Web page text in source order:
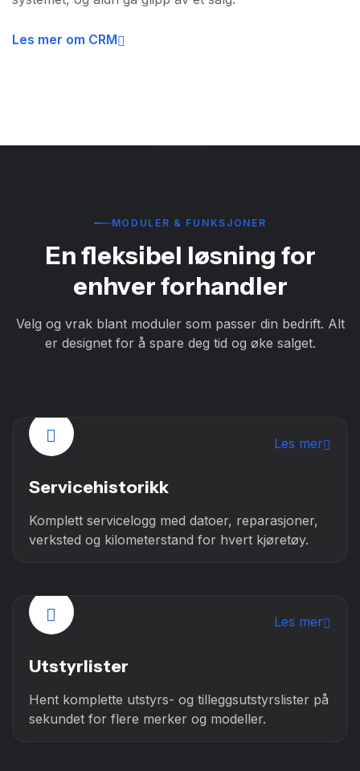
Les mer om CRM
MODULER & FUNKSJONER
En fleksibel løsning for
enhver forhandler
Velg og vrak blant moduler som passer din bedrift. Alt
er designet for å spare deg tid og øke salget.
Les mer
Servicehistorikk
Komplett servicelogg med datoer, reparasjoner,
verksted og kilometerstand for hvert kjøretøy.
Les mer
Utstyrlister
Hent komplette utstyrs- og tilleggsutstyrslister på
sekundet for flere merker og modeller.